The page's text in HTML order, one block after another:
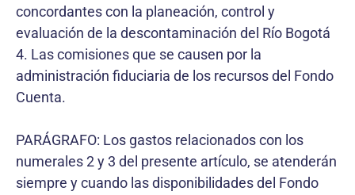
concordantes con la planeación, control y
evaluación de la descontaminación del Río Bogotá
4. Las comisiones que se causen por la
administración fiduciaria de los recursos del Fondo
Cuenta.
PARÁGRAFO: Los gastos relacionados con los
numerales 2 y 3 del presente artículo, se atenderán
siempre y cuando las disponibilidades del Fondo